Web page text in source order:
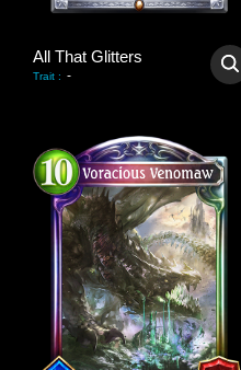
All That Glitters
Trait : -